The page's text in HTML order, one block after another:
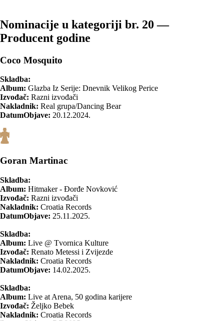
Nominacije u kategoriji br. 20 —
Producent godine
Coco Mosquito
Skladba:
Album: Glazba Iz Serije: Dnevnik Velikog Perice
Izvođač: Razni izvođači
Nakladnik: Real grupa/Dancing Bear
DatumObjave: 20.12.2024.
Goran Martinac
Skladba:
Album: Hitmaker - Đorđe Novković
Izvođač: Razni izvođači
Nakladnik: Croatia Records
DatumObjave: 25.11.2025.
Skladba:
Album: Live @ Tvornica Kulture
Izvođač: Renato Metessi i Zvijezde
Nakladnik: Croatia Records
DatumObjave: 14.02.2025.
Skladba:
Album: Live at Arena, 50 godina karijere
Izvođač: Željko Bebek
Nakladnik: Croatia Records